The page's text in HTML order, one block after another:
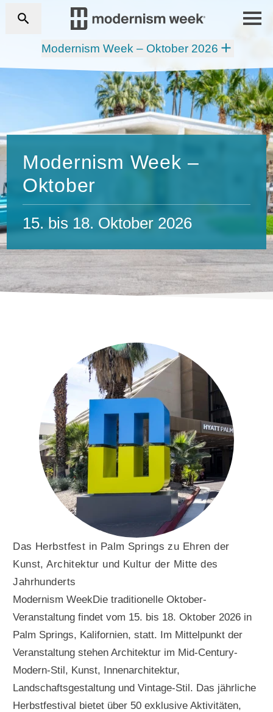
Modernism Week – Oktober 2026
Modernism Week –
Oktober
15. bis 18. Oktober 2026
Das Herbstfest in Palm Springs zu Ehren der
Kunst, Architektur und Kultur der Mitte des
Jahrhunderts
Modernism WeekDie traditionelle Oktober-
Veranstaltung findet vom 15. bis 18. Oktober 2026 in
Palm Springs, Kalifornien, statt. Im Mittelpunkt der
Veranstaltung stehen Architektur im Mid-Century-
Modern-Stil, Kunst, Innenarchitektur,
Landschaftsgestaltung und Vintage-Stil. Das jährliche
Herbstfestival bietet über 50 exklusive Aktivitäten,